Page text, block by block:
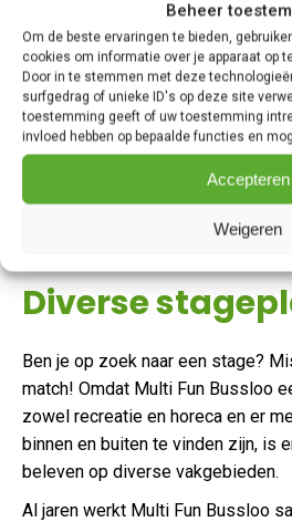
Beheer
Om de beste ervaringen te bieden,
cookies om informatie over je apparaat op
Door in te stemmen met deze
surfgedrag of unieke ID's op deze site
toestemming geeft of uw toestemming
invloed hebben op bepaalde functies en
Accepteren
Weigeren
Diverse
Ben je op zoek naar een stage?
match! Omdat Multi Fun Bussloo
zowel recreatie en horeca en er
binnen en buiten te vinden zijn, is
beleven op diverse vakgebieden.
Al jaren werkt Multi Fun Bussloo